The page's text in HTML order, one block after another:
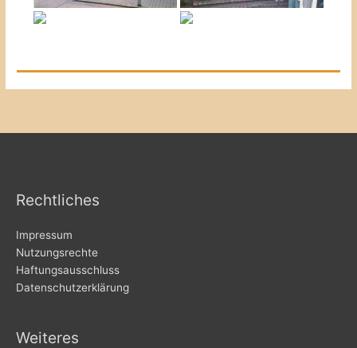
Rechtliches
Impressum
Nutzungsrechte
Haftungsausschluss
Datenschutzerklärung
Weiteres